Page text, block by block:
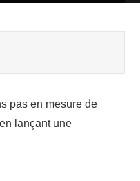
pas en mesure de
lançant une